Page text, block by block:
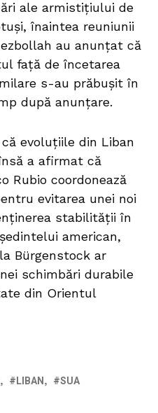
ale armistițiului de
înaintea reuniunii
au anunțat că
față de încetarea
s-au prăbușit în
după anunțare.
evoluțiile din Liban
a afirmat că
Rubio coordonează
evitarea unei noi
stabilității în
american,
Bürgenstock ar
schimbări durabile
din Orientul
LIBAN SUA